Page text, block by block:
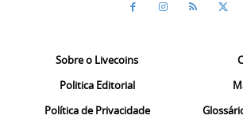
Sobre o Livecoins
Politica Editorial
Política de Privacidade